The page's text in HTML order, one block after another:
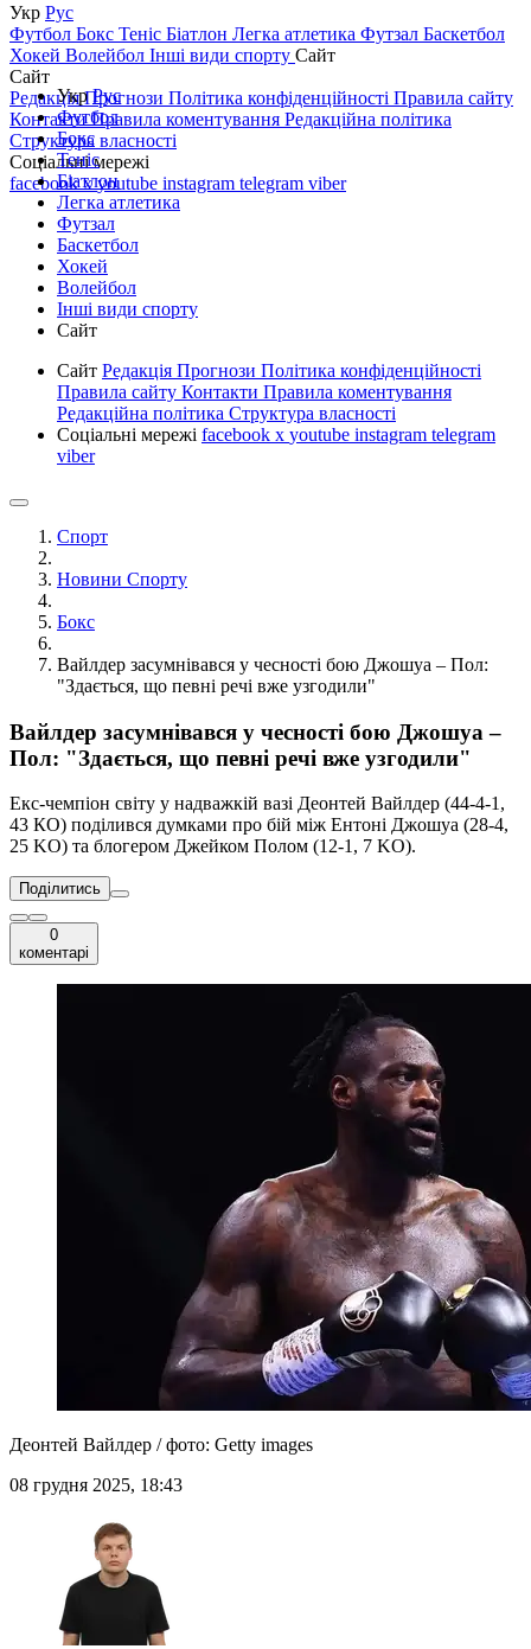
Укр Рус
Футбол Бокс Теніс Біатлон Легка атлетика Футзал Баскетбол
Хокей Волейбол Інші види спорту Сайт
Сайт
РедакціяПрогнози Політика конфіденційності Правила сайту
КонтактиПравила коментування Редакційна політика
Структура власності
Соціальні мережі
facebookxyoutube instagram telegram viber
УкрРус
Футбол
Бокс
Теніс
Біатлон
Легка атлетика
Футзал
Баскетбол
Хокей
Волейбол
Інші види спорту
Сайт
Сайт Редакція Прогнози Політика конфіденційності
Правила сайту Контакти Правила коментування
Редакційна політика Структура власності
Соціальні мережі facebook x youtube instagram telegram
viber
Спорт
Новини Спорту
Бокс
Вайлдер засумнівався у чесності бою Джошуа – Пол:
"Здається, що певні речі вже узгодили"
Вайлдер засумнівався у чесності бою Джошуа –
Пол: "Здається, що певні речі вже узгодили"
Екс-чемпіон світу у надважкій вазі Деонтей Вайлдер (44-4-1,
43 КО) поділився думками про бій між Ентоні Джошуа (28-4,
25 KO) та блогером Джейком Полом (12-1, 7 KO).
Поділитись
0
коментарі
Деонтей Вайлдер / фото: Getty images
08 грудня 2025, 18:43